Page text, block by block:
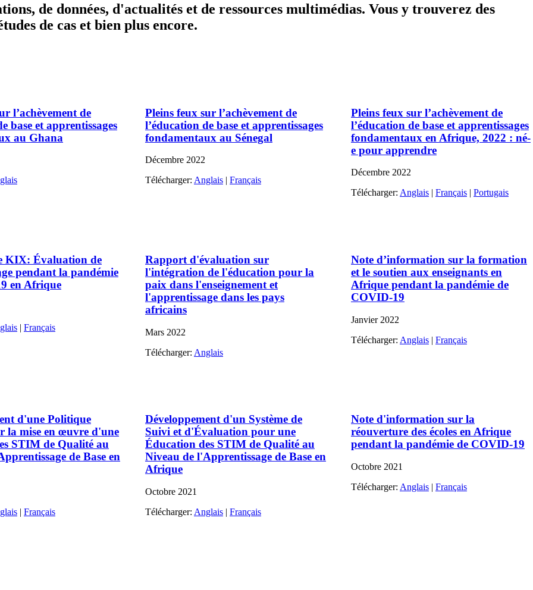
de données, d'actualités et de ressources multimédias. Vous y trouverez des
de cas et bien plus encore.
l’achèvement de
base et apprentissages
au Ghana
Pleins feux sur l’achèvement de
l’éducation de base et apprentissages
fondamentaux au Sénegal
Décembre 2022
Télécharger: Anglais | Français
Pleins feux sur l’achèvement de
l’éducation de base et apprentissages
fondamentaux en Afrique, 2022 : né-
e pour apprendre
Décembre 2022
Télécharger: Anglais | Français | Portugais
KIX: Évaluation de
pendant la pandémie
en Afrique
| Français
Rapport d'évaluation sur
l'intégration de l'éducation pour la
paix dans l'enseignement et
l'apprentissage dans les pays
africains
Mars 2022
Télécharger: Anglais
Note d’information sur la formation
et le soutien aux enseignants en
Afrique pendant la pandémie de
COVID-19
Janvier 2022
Télécharger: Anglais | Français
d'une Politique
la mise en œuvre d'une
STIM de Qualité au
de Base en
| Français
Développement d'un Système de
Suivi et d'Évaluation pour une
Éducation des STIM de Qualité au
Niveau de l'Apprentissage de Base en
Afrique
Octobre 2021
Télécharger: Anglais | Français
Note d'information sur la
réouverture des écoles en Afrique
pendant la pandémie de COVID-19
Octobre 2021
Télécharger: Anglais | Français